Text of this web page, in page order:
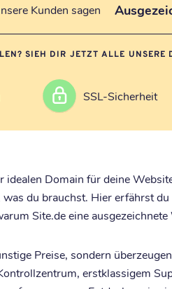
Kunden sagen
SIEH DIR JETZT ALLE UNSERE
SSL-Sicherheit
idealen Domain für deine
was du brauchst. Hier erfährst
Site.de eine
Preise, sondern
erstklassigem